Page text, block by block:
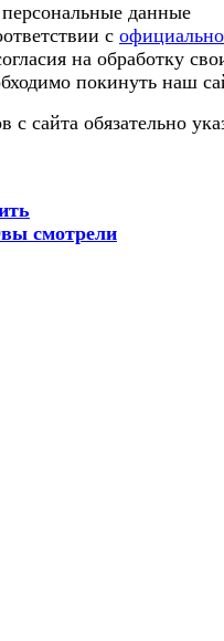
данные
с
на обработку
покинуть наш
сайта обязательно
вы смотрели